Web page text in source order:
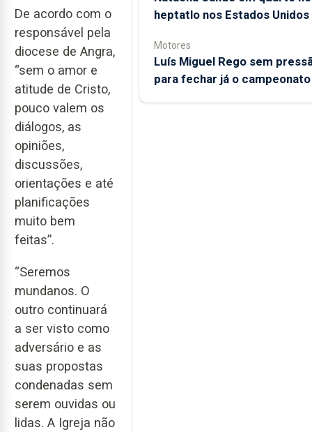
De acordo com o
responsável pela
diocese de Angra,
“sem o amor e
atitude de Cristo,
pouco valem os
diálogos, as
opiniões,
discussões,
orientações e até
planificações
muito bem
feitas”.
“Seremos
mundanos. O
outro continuará
a ser visto como
adversário e as
suas propostas
condenadas sem
serem ouvidas ou
lidas. A Igreja não
heptatlo nos Estados Unidos
Motores
Luís Miguel Rego sem
para fechar já o campeonato